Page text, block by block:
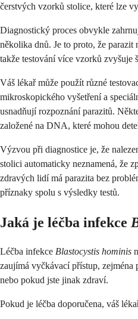
čerstvých vzorků stolice, které lze
Diagnostický proces obvykle
několika dnů. Je to proto, že
takže testování více vzorků zvyšuje
Váš lékař může použít různé
mikroskopického vyšetření a
usnadňují rozpoznání parazitů.
založené na DNA, které mohou
Výzvou při diagnostice je, že
stolici automaticky neznamená, že
zdravých lidí má parazita bez
příznaky spolu s výsledky testů.
Jaká je léčba infekce
Léčba infekce Blastocystis hominis
zaujímá vyčkávací přístup, zejména
nebo pokud jste jinak zdraví.
Pokud je léčba doporučena, váš